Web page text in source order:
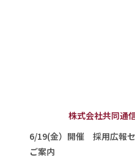
株式会社共同通
6/19(金）開催 採用広報
ご案内